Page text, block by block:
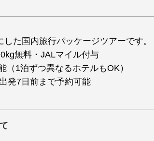
た国内旅行パッケージツアーです。
無料・JALマイル付与
（1泊ずつ異なるホテルもOK）
発7日前まで予約可能